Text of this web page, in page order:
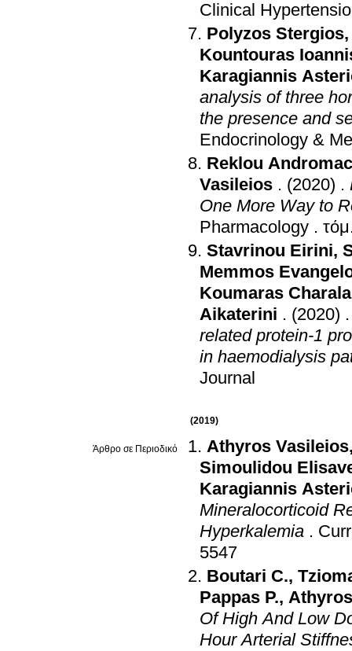
Clinical
Polyzos Stergios
Kountouras
Karagiannis
analysis of three
the presence and
Endocrinology &
Reklou
Vasileios . (2020) .
One More Way to
Pharmacology .
Stavrinou Eirini,
Memmos
Koumaras
Aikaterini . (2020)
related protein-1
in haemodialysis
Journal
(2019)
Άρθρο σε Περιοδικό Athyros Vasileios
Simoulidou
Karagiannis
Mineralocorticoid
Hyperkalemia .
5547
Boutari C.,
Pappas P.,
Of High And Low
Hour Arterial